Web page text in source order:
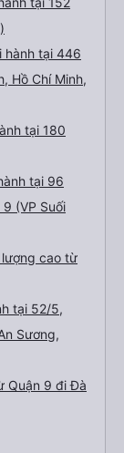
hành tại 446
Hồ Chí Minh,
tại 180
tại 96
(VP Suối
lượng cao từ
tại 52/5,
Sương,
Quận 9 đi Đà